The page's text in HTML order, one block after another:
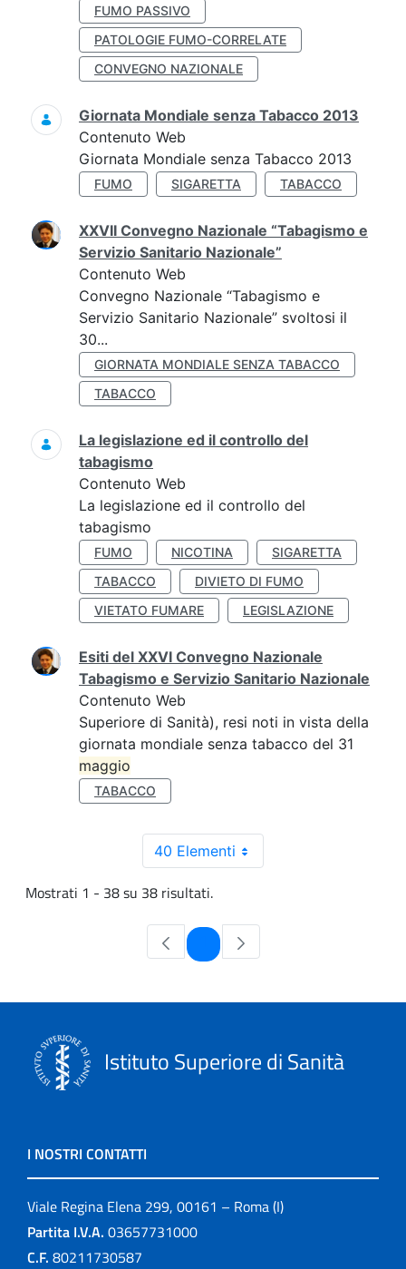
FUMO PASSIVO
PATOLOGIE FUMO-CORRELATE
CONVEGNO NAZIONALE
Giornata Mondiale senza Tabacco 2013
Contenuto Web
Giornata Mondiale senza Tabacco 2013
FUMO SIGARETTA TABACCO
XXVII Convegno Nazionale “Tabagismo e
Servizio Sanitario Nazionale”
Contenuto Web
Convegno Nazionale “Tabagismo e
Servizio Sanitario Nazionale” svoltosi il
30...
GIORNATA MONDIALE SENZA TABACCO
TABACCO
La legislazione ed il controllo del
tabagismo
Contenuto Web
La legislazione ed il controllo del
tabagismo
FUMO NICOTINA
SIGARETTA
TABACCO
DIVIETO DI FUMO
VIETATO FUMARE
LEGISLAZIONE
Esiti del XXVI Convegno Nazionale
Tabagismo e Servizio Sanitario Nazionale
Contenuto Web
Superiore di Sanità), resi noti in vista della
giornata mondiale senza tabacco del 31
maggio
TABACCO
40 Elementi
Mostrati 1 - 38 su 38 risultati.
Pagina
Istituto Superiore di Sanità
I NOSTRI CONTATTI
Viale Regina Elena 299, 00161 – Roma (I)
Partita I.V.A. 03657731000
C.F. 80211730587